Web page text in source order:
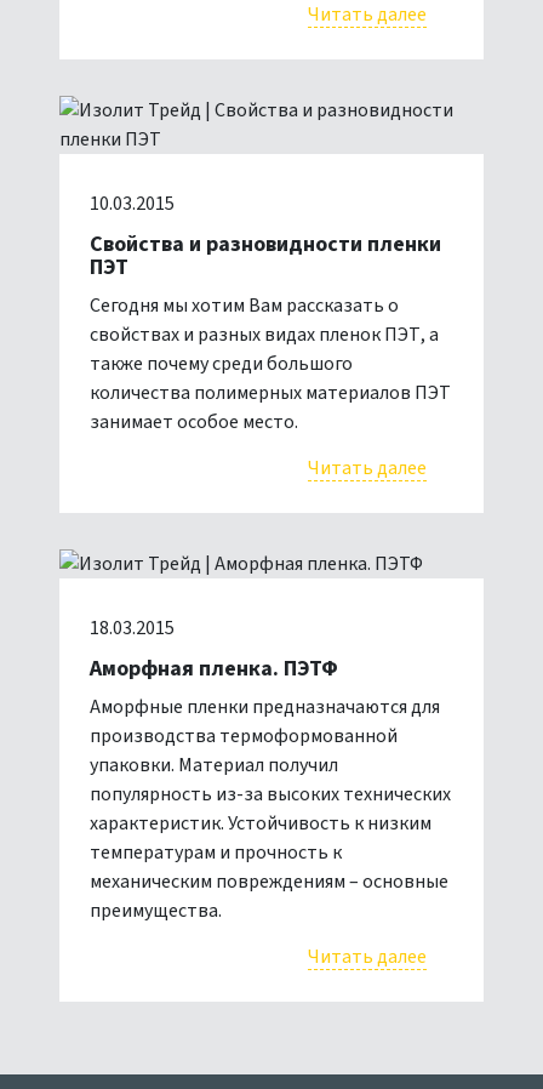
Читать далее
10.03.2015
Свойства и разновидности пленки
ПЭТ
Сегодня мы хотим Вам рассказать о
свойствах и разных видах пленок ПЭТ, а
также почему среди большого
количества полимерных материалов ПЭТ
занимает особое место.
Читать далее
18.03.2015
Аморфная пленка. ПЭТФ
Аморфные пленки предназначаются для
производства термоформованной
упаковки. Материал получил
популярность из-за высоких технических
характеристик. Устойчивость к низким
температурам и прочность к
механическим повреждениям – основные
преимущества.
Читать далее